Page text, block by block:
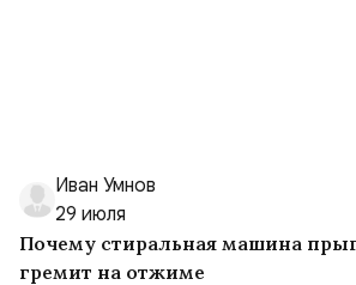
Иван Умнов
29 июля
Почему стиральная машина
гремит на отжиме